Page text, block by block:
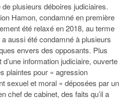
plusieurs déboires judiciaires.
Hamon, condamné en première
été relaxé en 2018, au terme
aussi été condamné à plusieurs
envers des opposants. Plus
d’une information judiciaire, ouverte
plaintes pour « agression
sexuel et moral » déposées par un
chef de cabinet, des faits qu’il a